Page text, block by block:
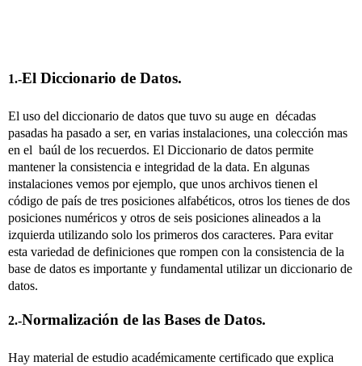
1.-El Diccionario de Datos.
El uso del diccionario de datos que tuvo su auge en décadas
pasadas ha pasado a ser, en varias instalaciones, una colección mas
en el baúl de los recuerdos. El Diccionario de datos permite
mantener la consistencia e integridad de la data. En algunas
instalaciones vemos por ejemplo, que unos archivos tienen el
código de país de tres posiciones alfabéticos, otros los tienes de dos
posiciones numéricos y otros de seis posiciones alineados a la
izquierda utilizando solo los primeros dos caracteres. Para evitar
esta variedad de definiciones que rompen con la consistencia de la
base de datos es importante y fundamental utilizar un diccionario de
datos.
2.-Normalización de las Bases de Datos.
Hay material de estudio académicamente certificado que explica